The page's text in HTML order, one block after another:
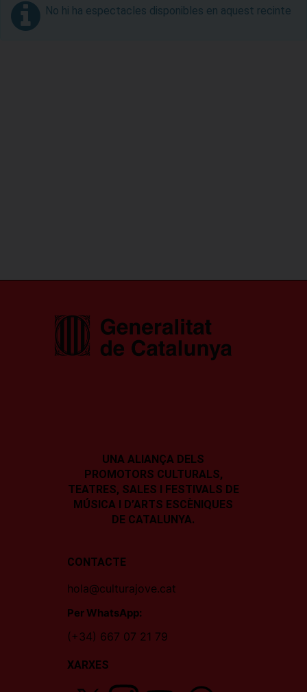
No hi ha espectacles disponibles en aquest recinte
UNA ALIANÇA DELS
PROMOTORS CULTURALS,
TEATRES, SALES I FESTIVALS DE
MÚSICA I D’ARTS ESCÈNIQUES
DE CATALUNYA.
CONTACTE
hola@culturajove.cat
Per WhatsApp:
(+34) 667 07 21 79
XARXES